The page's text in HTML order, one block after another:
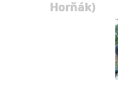
Horňák)